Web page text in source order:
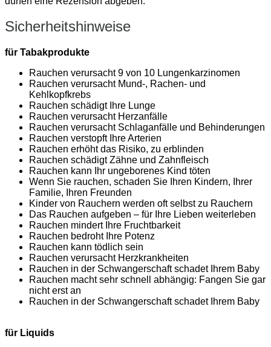
Sicherheitshinweise
für Tabakprodukte
Rauchen verursacht 9 von 10 Lungenkarzinomen
Rauchen verursacht Mund-, Rachen- und
Kehlkopfkrebs
Rauchen schädigt Ihre Lunge
Rauchen verursacht Herzanfälle
Rauchen verursacht Schlaganfälle und Behinderungen
Rauchen verstopft Ihre Arterien
Rauchen erhöht das Risiko, zu erblinden
Rauchen schädigt Zähne und Zahnfleisch
Rauchen kann Ihr ungeborenes Kind töten
Wenn Sie rauchen, schaden Sie Ihren Kindern, Ihrer
Familie, Ihren Freunden
Kinder von Rauchern werden oft selbst zu Rauchern
Das Rauchen aufgeben – für Ihre Lieben weiterleben
Rauchen mindert Ihre Fruchtbarkeit
Rauchen bedroht Ihre Potenz
Rauchen kann tödlich sein
Rauchen verursacht Herzkrankheiten
Rauchen in der Schwangerschaft schadet Ihrem Baby
Rauchen macht sehr schnell abhängig: Fangen Sie gar
nicht erst an
Rauchen in der Schwangerschaft schadet Ihrem Baby
für Liquids